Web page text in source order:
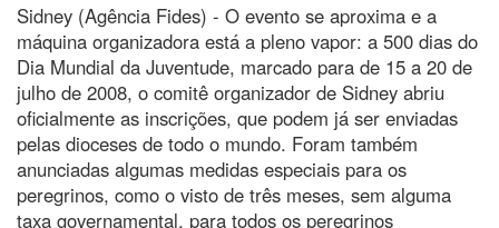
Sidney (Agência Fides) - O evento se aproxima e a
máquina organizadora está a pleno vapor: a 500 dias do
Dia Mundial da Juventude, marcado para de 15 a 20 de
julho de 2008, o comitê organizador de Sidney abriu
oficialmente as inscrições, que podem já ser enviadas
pelas dioceses de todo o mundo. Foram também
anunciadas algumas medidas especiais para os
peregrinos, como o visto de três meses, sem alguma
taxa governamental, para todos os peregrinos